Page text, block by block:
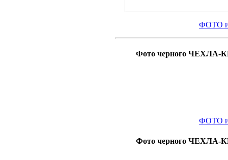
ФОТО
Фото черного ЧЕХЛА-
ФОТО
Фото черного ЧЕХЛА-